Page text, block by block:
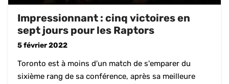
Impressionnant : cinq victoires en
sept jours pour les Raptors
5 février 2022
Toronto est à moins d'un match de s'emparer du
sixième rang de sa conférence, après sa meilleure